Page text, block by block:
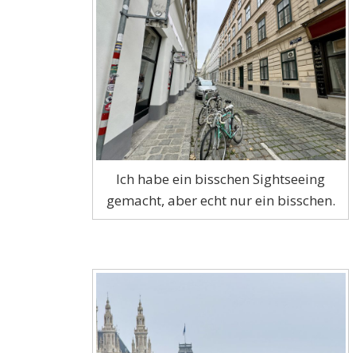
Ich habe ein bisschen Sightseeing
gemacht, aber echt nur ein bisschen.